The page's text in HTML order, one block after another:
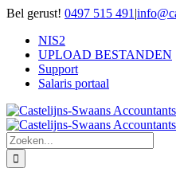
Ga
inhoud
Bel gerust! 0497 515 491 |
NIS2
UPLOAD BESTANDEN
Support
Salaris portaal
Zoeken
naar: